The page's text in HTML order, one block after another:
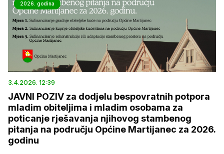
2026. godina
3.4.2026. 12:39
JAVNI POZIV za dodjelu bespovratnih potpora
mladim obiteljima i mladim osobama za
poticanje rješavanja njihovog stambenog
pitanja na području Općine Martijanec za 2026.
godinu